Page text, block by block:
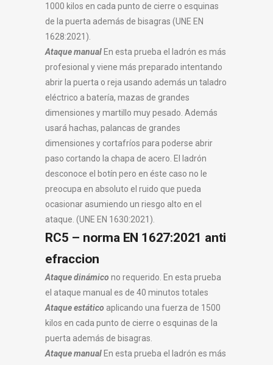
1000 kilos en cada punto de cierre o esquinas
de la puerta además de bisagras (UNE EN
1628:2021).
Ataque manual En esta prueba el ladrón es más
profesional y viene más preparado intentando
abrir la puerta o reja usando además un taladro
eléctrico a batería, mazas de grandes
dimensiones y martillo muy pesado. Además
usará hachas, palancas de grandes
dimensiones y cortafríos para poderse abrir
paso cortando la chapa de acero. El ladrón
desconoce el botín pero en éste caso no le
preocupa en absoluto el ruido que pueda
ocasionar asumiendo un riesgo alto en el
ataque. (UNE EN 1630:2021).
RC5 – norma EN 1627:2021 anti
efraccion
Ataque dinámico no requerido. En esta prueba
el ataque manual es de 40 minutos totales
Ataque estático aplicando una fuerza de 1500
kilos en cada punto de cierre o esquinas de la
puerta además de bisagras.
Ataque manual En esta prueba el ladrón es más